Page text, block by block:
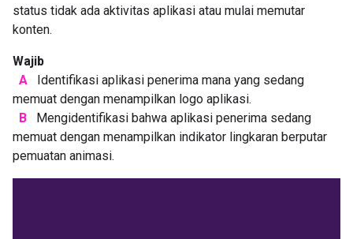
status tidak ada aktivitas aplikasi atau mulai memutar
konten.
Wajib
A
Identifikasi aplikasi penerima mana yang sedang
memuat dengan menampilkan logo aplikasi.
B
Mengidentifikasi bahwa aplikasi penerima sedang
memuat dengan menampilkan indikator lingkaran berputar
pemuatan animasi.